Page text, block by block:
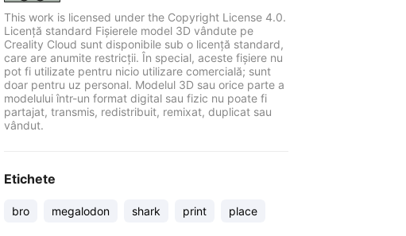
This work is licensed under the Copyright License 4.0.
Licență standard Fișierele model 3D vândute pe
Creality Cloud sunt disponibile sub o licență standard,
care are anumite restricții. În special, aceste fișiere nu
pot fi utilizate pentru nicio utilizare comercială; sunt
doar pentru uz personal. Modelul 3D sau orice parte a
modelului într-un format digital sau fizic nu poate fi
partajat, transmis, redistribuit, remixat, duplicat sau
vândut.
Etichete
bro megalodon shark print place